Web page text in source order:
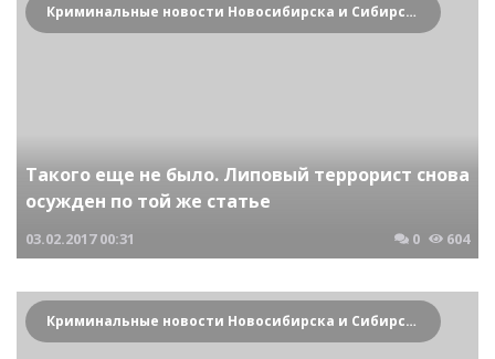
Криминальные новости Новосибирска и Сибирского региона
Такого еще не было. Липовый террорист снова
осужден по той же статье
03.02.2017 00:31 0 604
Криминальные новости Новосибирска и Сибирского региона